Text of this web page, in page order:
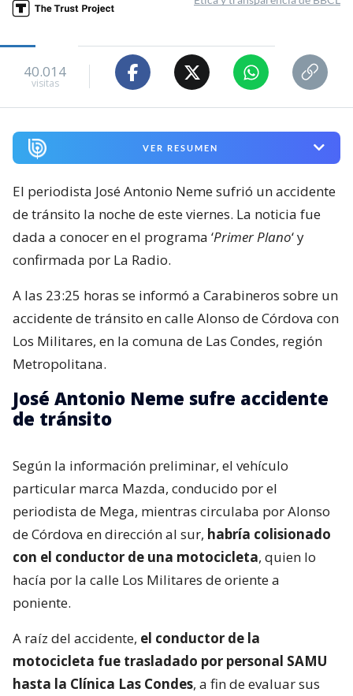
40.014
visitas
VER RESUMEN
El periodista José Antonio Neme sufrió un accidente
de tránsito la noche de este viernes. La noticia fue
dada a conocer en el programa ‘Primer Plano‘ y
confirmada por La Radio.
A las 23:25 horas se informó a Carabineros sobre un
accidente de tránsito en calle Alonso de Córdova con
Los Militares, en la comuna de Las Condes, región
Metropolitana.
José Antonio Neme sufre accidente
de tránsito
Según la información preliminar, el vehículo
particular marca Mazda, conducido por el
periodista de Mega, mientras circulaba por Alonso
de Córdova en dirección al sur, habría colisionado
con el conductor de una motocicleta, quien lo
hacía por la calle Los Militares de oriente a
poniente.
A raíz del accidente, el conductor de la
motocicleta fue trasladado por personal SAMU
hasta la Clínica Las Condes, a fin de evaluar sus